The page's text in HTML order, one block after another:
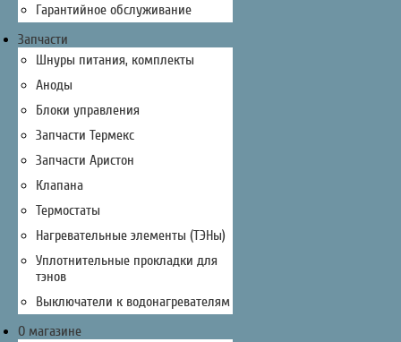
Гарантийное обслуживание
Запчасти
Шнуры питания, комплекты
Аноды
Блоки управления
Запчасти Термекс
Запчасти Аристон
Клапана
Термостаты
Нагревательные элементы (ТЭНы)
Уплотнительные прокладки для
тэнов
Выключатели к водонагревателям
О магазине